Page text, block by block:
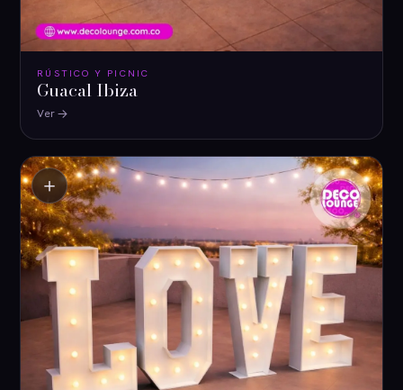
RÚSTICO Y PICNIC
Guacal Ibiza
Ver
＋